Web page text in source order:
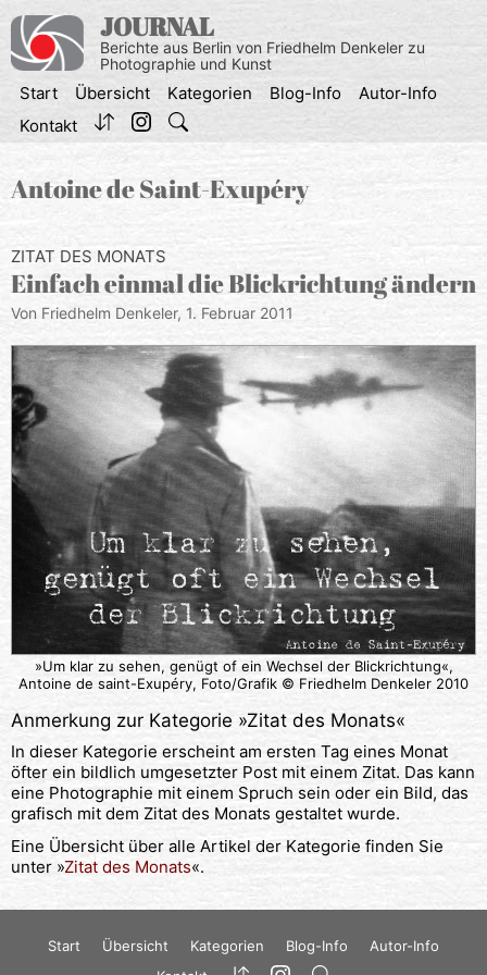
Inhalt
springen
JOURNAL
Berichte aus Berlin von Friedhelm Denkeler zu
Photographie und Kunst
Start Übersicht Kategorien Blog-Info
Autor-Info
Kontakt
Antoine de Saint-Exupéry
ZITAT DES MONATS
Einfach einmal die Blickrichtung ändern
Von Friedhelm Denkeler, 1. Februar 2011
»Um klar zu sehen, genügt of ein Wechsel der Blickrichtung«,
Antoine de saint-Exupéry, Foto/Grafik © Friedhelm Denkeler 2010
Anmerkung zur Kategorie »Zitat des Monats«
In dieser Kategorie erscheint am ersten Tag eines Monat
öfter ein bildlich umgesetzter Post mit einem Zitat. Das kann
eine Photographie mit einem Spruch sein oder ein Bild, das
grafisch mit dem Zitat des Monats gestaltet wurde.
Eine Übersicht über alle Artikel der Kategorie finden Sie
unter »Zitat des Monats«.
Start Übersicht Kategorien Blog-Info
Autor-Info